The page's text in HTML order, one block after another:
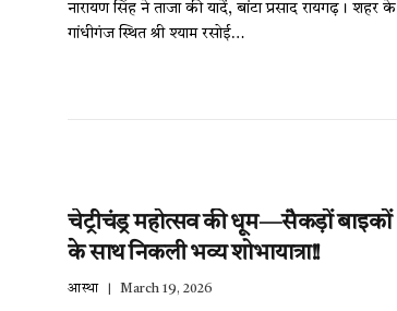
नारायण सिंह ने ताजा की यादें, बांटा प्रसाद रायगढ़। शहर के
गांधीगंज स्थित श्री श्याम रसोई…
चेट्रीचंड्र महोत्सव की धूम—सैकड़ों बाइकों
के साथ निकली भव्य शोभायात्रा!!
आस्था March 19, 2026